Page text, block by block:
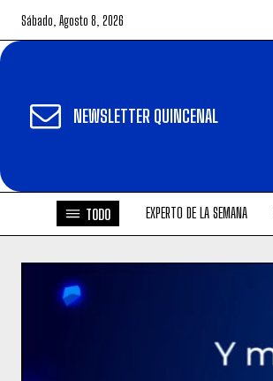
Sábado, Agosto 8, 2026
NEWSLETTER QUINCENAL
TODO EXPERTO DE LA SEMANA